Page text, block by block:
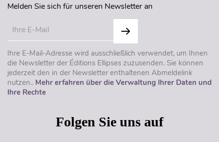
Melden Sie sich für unseren Newsletter an
Ihre E-Mail-Adresse wird ausschließlich verwendet, um Ihnen
die Newsletter der Éditions Ellipses zuzusenden. Sie können
jederzeit den in der Newsletter enthaltenen Abmeldelink
nutzen.. Mehr erfahren über die Verwaltung Ihrer Daten und
Ihre Rechte
Folgen Sie uns auf